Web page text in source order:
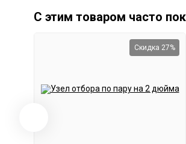
С этим товаром часто
Скидка 27%